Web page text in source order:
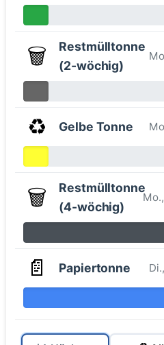
🗑️
Restmülltonne
(2-wöchig)
♻️ Gelbe Tonne
🗑️
Restmülltonne
(4-wöchig)
📄 Papiertonne